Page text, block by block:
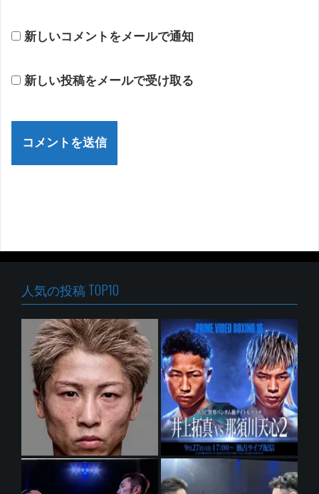
新しいコメントをメールで通知
新しい投稿をメールで受け取る
人気の投稿 TOP10